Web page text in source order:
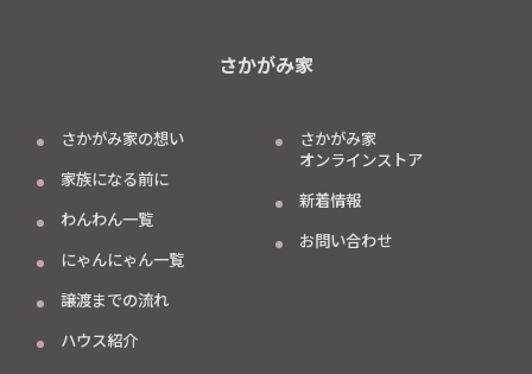
さかがみ家
さかがみ家の想い
家族になる前に
わんわん一覧
にゃんにゃん一覧
譲渡までの流れ
ハウス紹介
さかがみ家
オンラインストア
新着情報
お問い合わせ